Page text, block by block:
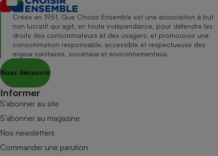
Créée en 1951, Que Choisir Ensemble est une association à but
non lucratif qui agit, en toute indépendance, pour défendre les
droits des consommateurs et des usagers, et promouvoir une
consommation responsable, accessible et respectueuse des
enjeux sanitaires, sociétaux et environnementaux.
Nous découvrir
Informer
S’abonner au site
S’abonner au magazine
Nos newsletters
Commander une parution